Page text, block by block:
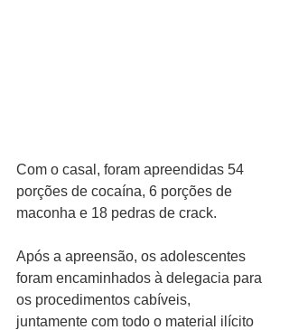
Com o casal, foram apreendidas 54
porções de cocaína, 6 porções de
maconha e 18 pedras de crack.
Após a apreensão, os adolescentes
foram encaminhados à delegacia para
os procedimentos cabíveis,
juntamente com todo o material ilícito